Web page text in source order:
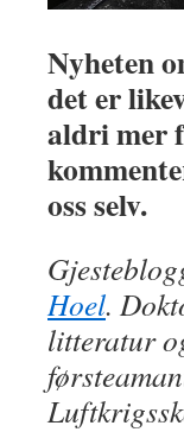
Nyheten
det er
aldri mer
oss selv.
Hoel.
litteratur